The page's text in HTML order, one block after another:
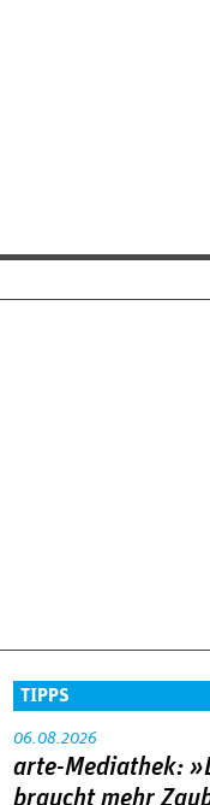
TIPPS
06.08.2026
arte-Mediathek:
braucht mehr